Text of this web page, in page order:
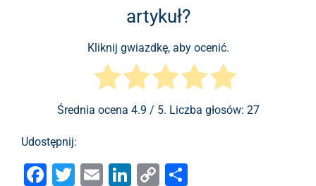
artykuł?
Kliknij gwiazdkę, aby ocenić.
Średnia ocena 4.9 / 5. Liczba głosów: 27
Udostępnij:
F
T
E
Li
C